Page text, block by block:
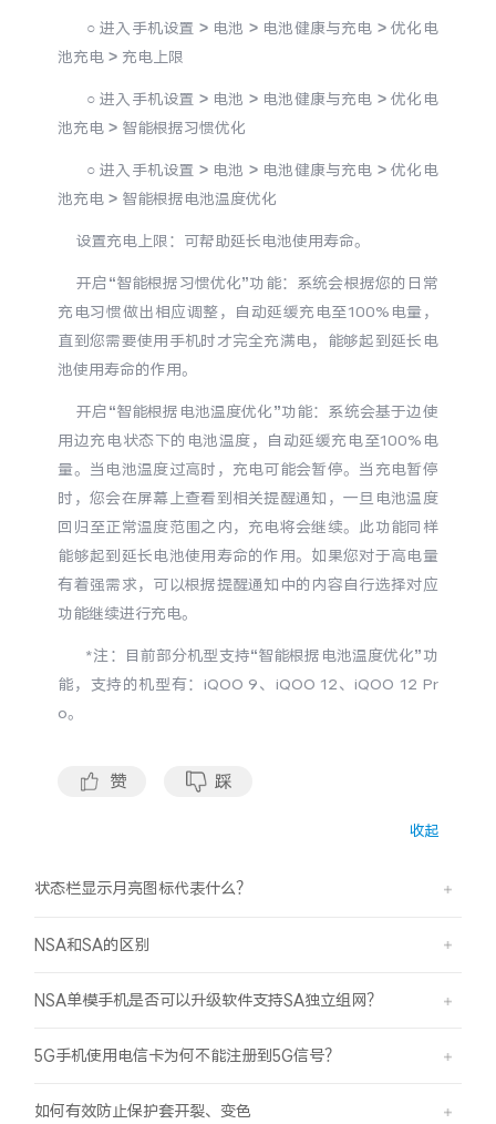
○ 进入手机设置 > 电池 > 电池健康与充电 > 优化电
池充电 > 充电上限
○ 进入手机设置 > 电池 > 电池健康与充电 > 优化电
池充电 > 智能根据习惯优化
○ 进入手机设置 > 电池 > 电池健康与充电 > 优化电
池充电 > 智能根据电池温度优化
设置充电上限：可帮助延长电池使用寿命。
开启“智能根据习惯优化”功能：系统会根据您的日常
充电习惯做出相应调整，自动延缓充电至100%电量，
直到您需要使用手机时才完全充满电，能够起到延长电
池使用寿命的作用。
开启“智能根据电池温度优化”功能：系统会基于边使
用边充电状态下的电池温度，自动延缓充电至100%电
量。当电池温度过高时，充电可能会暂停。当充电暂停
时，您会在屏幕上查看到相关提醒通知，一旦电池温度
回归至正常温度范围之内，充电将会继续。此功能同样
能够起到延长电池使用寿命的作用。如果您对于高电量
有着强需求，可以根据提醒通知中的内容自行选择对应
功能继续进行充电。
*注：目前部分机型支持“智能根据电池温度优化”功
能，支持的机型有：iQOO 9、 iQOO 12、iQOO 12 Pr
o。
赞 踩
收起
状态栏显示月亮图标代表什么？
NSA和SA的区别
NSA单模手机是否可以升级软件支持SA独立组网？
5G手机使用电信卡为何不能注册到5G信号？
如何有效防止保护套开裂、变色